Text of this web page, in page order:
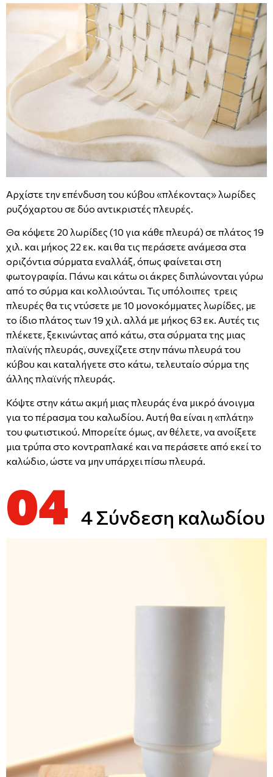
Αρχίστε την επένδυση του κύβου «πλέκοντας» λωρίδες
ρυζόχαρτου σε δύο αντικριστές πλευρές.
Θα κόψετε 20 λωρίδες (10 για κάθε πλευρά) σε πλάτος 19
χιλ. και μήκος 22 εκ. και θα τις περάσετε ανάμεσα στα
οριζόντια σύρματα εναλλάξ, όπως φαίνεται στη
φωτογραφία. Πάνω και κάτω οι άκρες διπλώνονται γύρω
από το σύρμα και κολλιούνται. Τις υπόλοιπες τρεις
πλευρές θα τις ντύσετε με 10 μονοκόμματες λωρίδες, με
το ίδιο πλάτος των 19 χιλ. αλλά με μήκος 63 εκ. Αυτές τις
πλέκετε, ξεκινώντας από κάτω, στα σύρματα της μιας
πλαϊνής πλευράς, συνεχίζετε στην πάνω πλευρά του
κύβου και καταλήγετε στο κάτω, τελευταίο σύρμα της
άλλης πλαϊνής πλευράς.
Κόψτε στην κάτω ακμή μιας πλευράς ένα μικρό άνοιγμα
για το πέρασμα του καλωδίου. Αυτή θα είναι η «πλάτη»
του φωτιστικού. Μπορείτε όμως, αν θέλετε, να ανοίξετε
μια τρύπα στο κοντραπλακέ και να περάσετε από εκεί το
καλώδιο, ώστε να μην υπάρχει πίσω πλευρά.
04 4 Σύνδεση καλωδίου